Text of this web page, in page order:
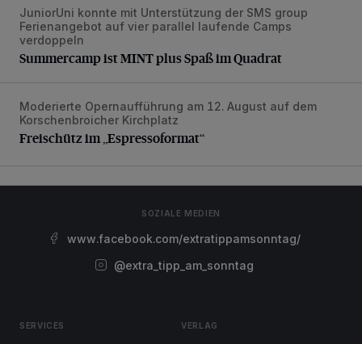
Summercamp ist MINT plus Spaß im Quadrat
JuniorUni konnte mit Unterstützung der SMS group
Ferienangebot auf vier parallel laufende Camps
verdoppeln
Summercamp ist MINT plus Spaß im Quadrat
Freischütz im „Espressoformat“
Moderierte Opernaufführung am 12. August auf dem
Korschenbroicher Kirchplatz
Freischütz im „Espressoformat“
SOZIALE MEDIEN
www.facebook.com/extratippamsonntag/
@extra_tipp_am_sonntag
SERVICES VERLAG